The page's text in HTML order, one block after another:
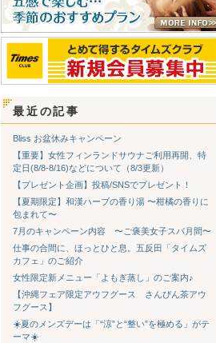
最近の記事
Bliss お盆休みキャンペーン
【重要】女性フィンランドサウナご利用再開、特
定日(8/8-8/16)などについて（8/3更新）
【プレゼント企画】投稿/SNSでプレゼント！
【夏期限定】和漢ハーブの香り湯 〜柑橘の香りに
包まれて〜
7月のキャンペーン内容 〜ご褒美女子スパ月間〜
仕事の合間に、ほっとひと息。五反田「タイムズ
カフェ」のご紹介
女性限定新メニュー「よもぎ蒸し」のご案内♪
【沖縄フェア限定アウフグース さんぴん茶アウ
フグース】
☀️夏のメンズデーは「“涼”と“整い”を極める」がテ
ーマ☀️